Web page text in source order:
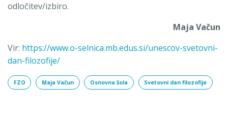
odločitev/izbiro.
Maja Vačun
Vir: https://www.o-selnica.mb.edus.si/unescov-svetovni-
dan-filozofije/
FZO Maja Vačun Osnovna šola Svetovni dan filozofije